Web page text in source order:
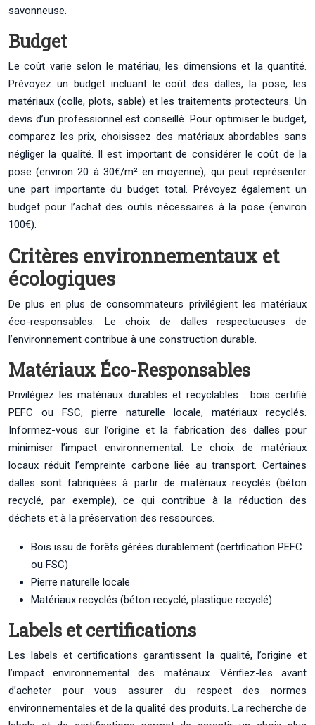
savonneuse.
Budget
Le coût varie selon le matériau, les dimensions et la quantité.
Prévoyez un budget incluant le coût des dalles, la pose, les
matériaux (colle, plots, sable) et les traitements protecteurs. Un
devis d’un professionnel est conseillé. Pour optimiser le budget,
comparez les prix, choisissez des matériaux abordables sans
négliger la qualité. Il est important de considérer le coût de la
pose (environ 20 à 30€/m² en moyenne), qui peut représenter
une part importante du budget total. Prévoyez également un
budget pour l’achat des outils nécessaires à la pose (environ
100€).
Critères environnementaux et
écologiques
De plus en plus de consommateurs privilégient les matériaux
éco-responsables. Le choix de dalles respectueuses de
l’environnement contribue à une construction durable.
Matériaux Éco-Responsables
Privilégiez les matériaux durables et recyclables : bois certifié
PEFC ou FSC, pierre naturelle locale, matériaux recyclés.
Informez-vous sur l’origine et la fabrication des dalles pour
minimiser l’impact environnemental. Le choix de matériaux
locaux réduit l’empreinte carbone liée au transport. Certaines
dalles sont fabriquées à partir de matériaux recyclés (béton
recyclé, par exemple), ce qui contribue à la réduction des
déchets et à la préservation des ressources.
Bois issu de forêts gérées durablement (certification PEFC
ou FSC)
Pierre naturelle locale
Matériaux recyclés (béton recyclé, plastique recyclé)
Labels et certifications
Les labels et certifications garantissent la qualité, l’origine et
l’impact environnemental des matériaux. Vérifiez-les avant
d’acheter pour vous assurer du respect des normes
environnementales et de la qualité des produits. La recherche de